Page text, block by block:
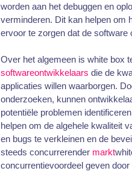
worden aan het debuggen en
verminderen. Dit kan helpen om
ervoor te zorgen dat de software
Over het algemeen is white box
softwareontwikkelaars die de
applicaties willen waarborgen.
onderzoeken, kunnen
potentiële problemen
helpen om de algehele kwaliteit
en bugs te verkleinen en de
steeds concurrerender markt
concurrentievoordeel geven